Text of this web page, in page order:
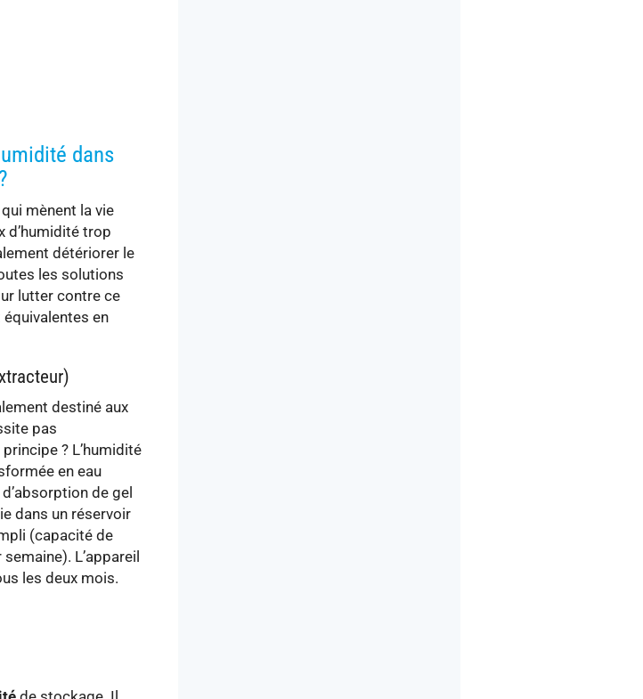
dans
mènent la vie
d’humidité trop
détériorer le
les solutions
lutter contre ce
en
destiné aux
pas
? L’humidité
en eau
de gel
dans un réservoir
(capacité de
L’appareil
les deux mois.